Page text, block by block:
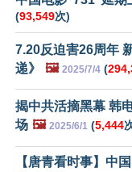
(93,549次)
7.20反迫害26周年
递》
🖼️ 2025/7/4 (
揭中共活摘黑幕 韩
场 🖼️ 2025/6/1 (5,444
【唐青看时事】中